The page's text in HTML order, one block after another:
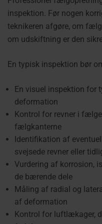
inspektion. Før nogen
teknikeren afgøre, om
om udskiftning er den
En typisk inspektion bør
En visuel inspektion for
deformation
Kontrol for revner i
fælgkanterne
Identifikation af
svejsede revner eller
Vurdering af korrosion,
de bærende dele
Måling af radial og
af deformation
Kontrol for luftlækager,